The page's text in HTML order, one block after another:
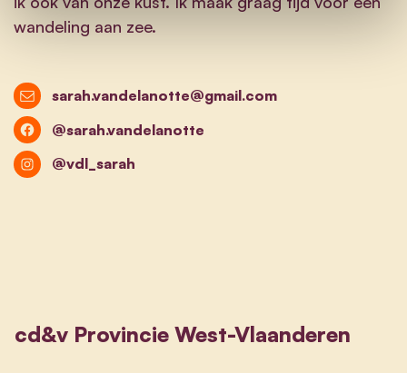
wandeling aan zee.
sarah.vandelanotte@gmail.com
@sarah.vandelanotte
@vdl_sarah
cd&v Provincie West-Vlaanderen